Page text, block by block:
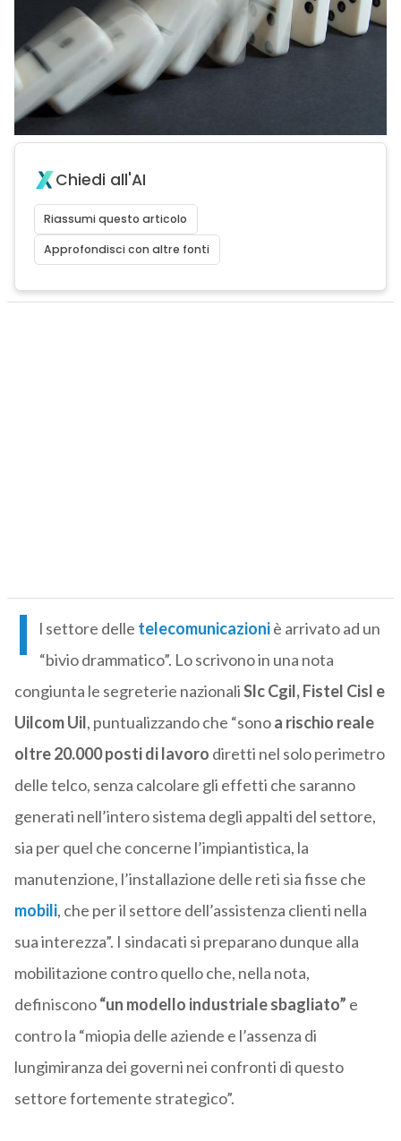
Chiedi all'AI
Riassumi questo articolo
Approfondisci con altre fonti
I l settore delle telecomunicazioniè arrivato ad un
“bivio drammatico”. Lo scrivono in una nota
congiunta le segreterie nazionaliSlc Cgil, Fistel Cisl e
Uilcom Uil, puntualizzando che “sonoa rischio reale
oltre 20.000 posti di lavoro diretti nel solo perimetro
delle telco, senza calcolare gli effetti che saranno
generati nell’intero sistema degli appalti del settore,
sia per quel che concerne l’impiantistica, la
manutenzione, l’installazione delle reti sia fisse che
mobili, che per il settore dell’assistenza clienti nella
sua interezza”. I sindacati si preparano dunque alla
mobilitazione contro quello che, nella nota,
definiscono“un modello industriale sbagliato” e
contro la “miopia delle aziende e l’assenza di
lungimiranza dei governi nei confronti di questo
settore fortemente strategico”.